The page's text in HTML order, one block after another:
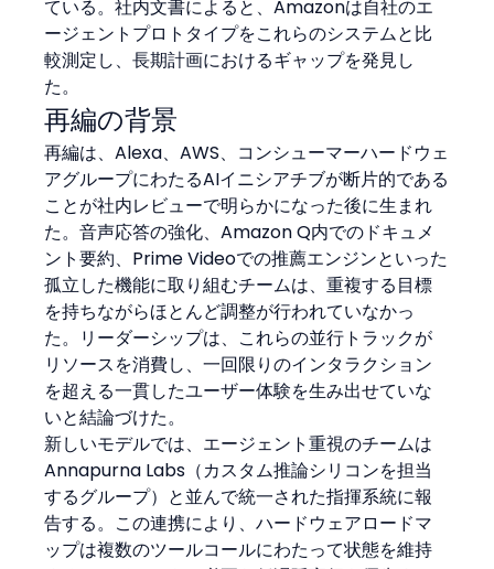
ている。社内文書によると、Amazonは自社のエ
ージェントプロトタイプをこれらのシステムと比
較測定し、長期計画におけるギャップを発見し
た。
再編の背景
再編は、Alexa、AWS、コンシューマーハードウェ
アグループにわたるAIイニシアチブが断片的である
ことが社内レビューで明らかになった後に生まれ
た。音声応答の強化、Amazon Q内でのドキュメ
ント要約、Prime Videoでの推薦エンジンといった
孤立した機能に取り組むチームは、重複する目標
を持ちながらほとんど調整が行われていなかっ
た。リーダーシップは、これらの並行トラックが
リソースを消費し、一回限りのインタラクション
を超える一貫したユーザー体験を生み出せていな
いと結論づけた。
新しいモデルでは、エージェント重視のチームは
Annapurna Labs（カスタム推論シリコンを担当
するグループ）と並んで統一された指揮系統に報
告する。この連携により、ハードウェアロードマ
ップは複数のツールコールにわたって状態を維持